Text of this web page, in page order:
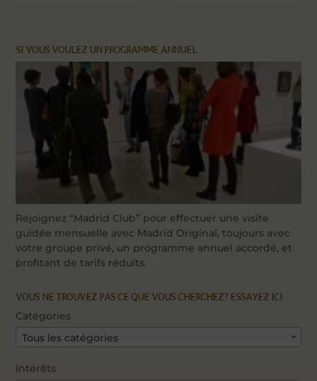
SI VOUS VOULEZ UN PROGRAMME ANNUEL
Rejoignez “Madrid Club” pour effectuer une visite
guidée mensuelle avec Madrid Original, toujours avec
votre groupe privé, un programme annuel accordé, et
profitant de tarifs réduits.
VOUS NE TROUVEZ PAS CE QUE VOUS CHERCHEZ? ESSAYEZ ICI
Catégories
Tous les catégories
Intérêts